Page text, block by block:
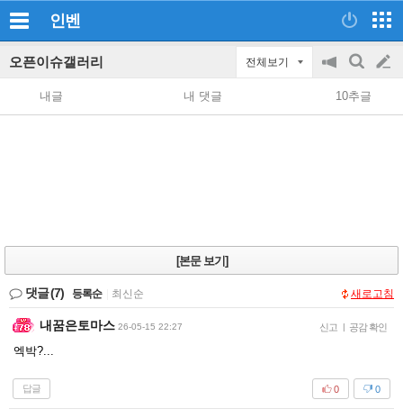
인벤
오픈이슈갤러리 전체보기
공
지
on/off
검
색
글
쓰
내글 내 댓글 10추글
[본문 보기]
댓글(7) 등록순 최신순 새로고침
내꿈은토마스 26-05-15 22:27 신고 | 공감 확인
엑박?...
답글 0
0